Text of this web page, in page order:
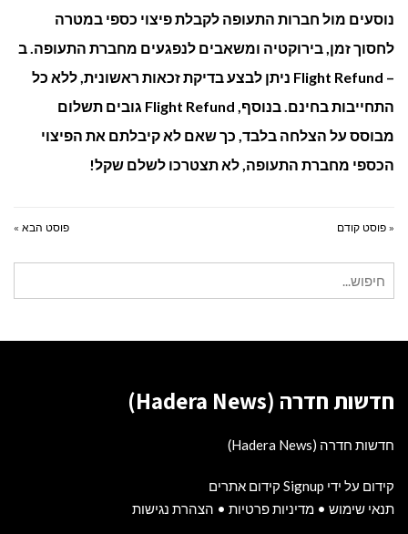
נוסעים מול חברות התעופה לקבלת פיצוי כספי במטרה
לחסוך זמן, בירוקטיה ומשאבים לנפגעים מחברת התעופה. ב
– Flight Refund ניתן לבצע בדיקת זכאות ראשונית, ללא כל
התחייבות בחינם. בנוסף, Flight Refund גובים תשלום
מבוסס על הצלחה בלבד, כך שאם לא קיבלתם את הפיצוי
הכספי מחברת התעופה, לא תצטרכו לשלם שקל!
« פוסט קודם פוסט הבא »
עבור:
חדשות חדרה (Hadera News)
חדשות חדרה (Hadera News)
קידום על ידי Signup קידום אתרים
תנאי שימוש • מדיניות פרטיות • הצהרת נגישות